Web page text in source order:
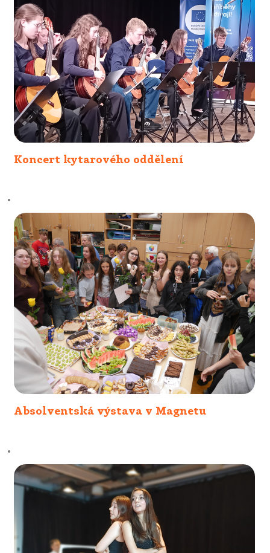
Koncert kytarového oddělení
Absolventská výstava v Magnetu